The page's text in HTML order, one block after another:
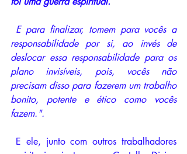
E para finalizar, tomem para vocês a
responsabilidade por si, ao invés de
deslocar essa responsabilidade para os
plano invisíveis, pois, vocês não
precisam disso para fazerem um trabalho
bonito, potente e ético como vocês
fazem.".